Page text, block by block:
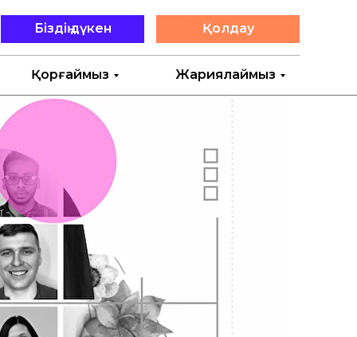
Біздің дүкен
Жариялаймыз
Қолдау
Қорғаймыз